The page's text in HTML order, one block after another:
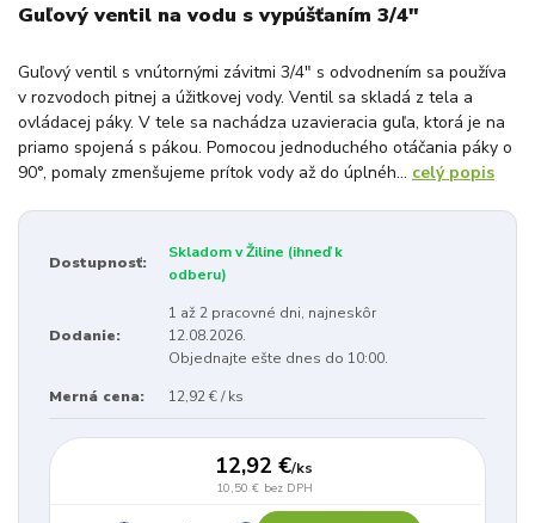
Guľový ventil na vodu s vypúšťaním 3/4"
Guľový ventil s vnútornými závitmi 3/4" s odvodnením sa používa
v rozvodoch pitnej a úžitkovej vody. Ventil sa skladá z tela a
ovládacej páky. V tele sa nachádza uzavieracia guľa, ktorá je na
priamo spojená s pákou. Pomocou jednoduchého otáčania páky o
90°, pomaly zmenšujeme prítok vody až do úplnéh... celý popis
Dostupnosť:
Skladom v Žiline (ihneď k
odberu)
Dodanie:
1 až 2 pracovné dni, najneskôr
12.08.2026.
Objednajte ešte dnes do 10:00.
Merná cena: 12,92 € / ks
12,92 €/ks
10,50 € bez DPH